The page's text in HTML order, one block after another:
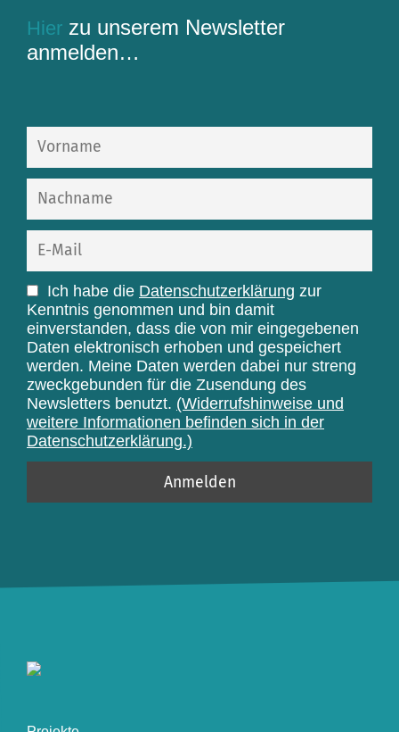
Hier zu unserem Newsletter
anmelden…
Ich habe die Datenschutzerklärung zur
Kenntnis genommen und bin damit
einverstanden, dass die von mir eingegebenen
Daten elektronisch erhoben und gespeichert
werden. Meine Daten werden dabei nur streng
zweckgebunden für die Zusendung des
Newsletters benutzt. (Widerrufshinweise und
weitere Informationen befinden sich in der
Datenschutzerklärung.)